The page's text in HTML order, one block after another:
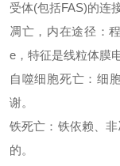
受体(包括FAS)的连
凋亡，内在途径：
e，特征是线粒体膜
自噬细胞死亡：细
谢。
铁死亡： 铁依赖、
的。